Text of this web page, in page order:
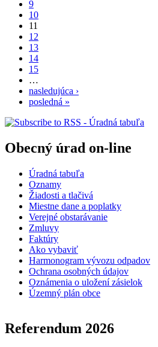
9
10
11
12
13
14
15
…
nasledujúca ›
posledná »
Obecný úrad on-line
Úradná tabuľa
Oznamy
Žiadosti a tlačivá
Miestne dane a poplatky
Verejné obstarávanie
Zmluvy
Faktúry
Ako vybaviť
Harmonogram vývozu odpadov
Ochrana osobných údajov
Oznámenia o uložení zásielok
Územný plán obce
Referendum 2026